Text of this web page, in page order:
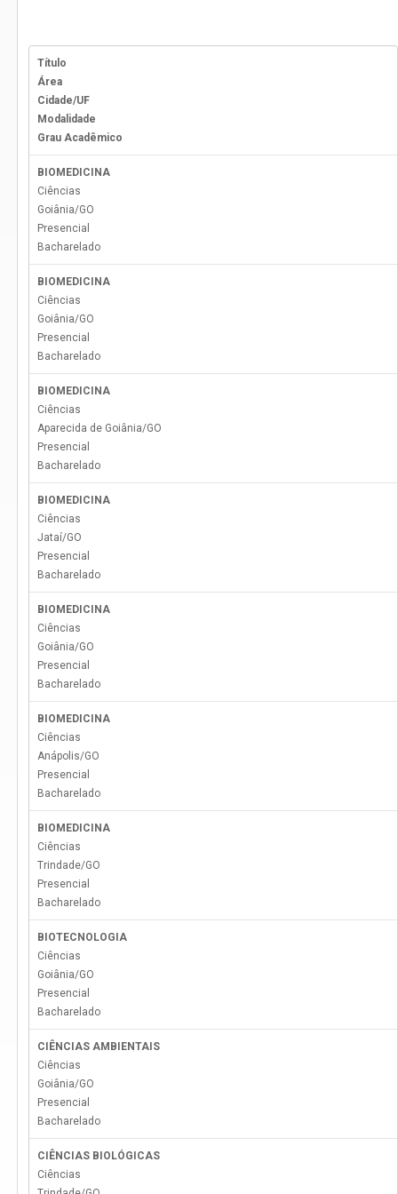
Título
Área
Cidade/UF
Modalidade
Grau Acadêmico
BIOMEDICINA
Ciências
Goiânia/GO
Presencial
Bacharelado
BIOMEDICINA
Ciências
Goiânia/GO
Presencial
Bacharelado
BIOMEDICINA
Ciências
Aparecida de Goiânia/GO
Presencial
Bacharelado
BIOMEDICINA
Ciências
Jataí/GO
Presencial
Bacharelado
BIOMEDICINA
Ciências
Goiânia/GO
Presencial
Bacharelado
BIOMEDICINA
Ciências
Anápolis/GO
Presencial
Bacharelado
BIOMEDICINA
Ciências
Trindade/GO
Presencial
Bacharelado
BIOTECNOLOGIA
Ciências
Goiânia/GO
Presencial
Bacharelado
CIÊNCIAS AMBIENTAIS
Ciências
Goiânia/GO
Presencial
Bacharelado
CIÊNCIAS BIOLÓGICAS
Ciências